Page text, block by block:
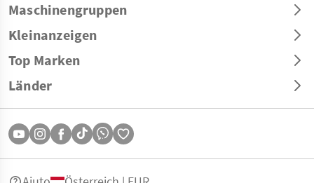
Maschinengruppen
Kleinanzeigen
Top Marken
Länder